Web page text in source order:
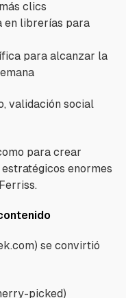
clics
en librerías para
para alcanzar la
validación social
para crear
enormes
se convirtió
picked)